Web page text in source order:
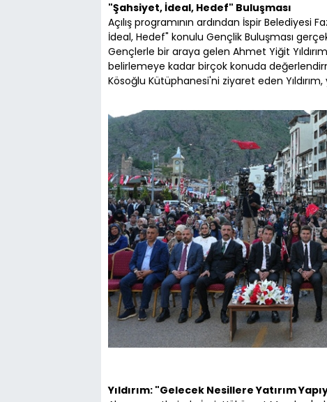
"Şahsiyet, İdeal, Hedef" Buluşması
Açılış programının ardından İspir Belediyesi
İdeal, Hedef" konulu Gençlik Buluşması
Gençlerle bir araya gelen Ahmet Yiğit
belirlemeye kadar birçok konuda
Kösoğlu Kütüphanesi'ni ziyaret eden
Yıldırım: "Gelecek Nesillere Yatırım